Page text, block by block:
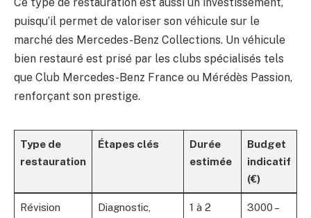
puisqu’il permet de valoriser son véhicule sur le
marché des Mercedes-Benz Collections. Un véhicule
bien restauré est prisé par les clubs spécialisés tels
que Club Mercedes-Benz France ou Mérédès Passion,
renforçant son prestige.
Type de
restauration
Étapes clés
Durée
estimée
Budget
indicatif
(€)
Révision
Diagnostic,
1 à 2
3000 –